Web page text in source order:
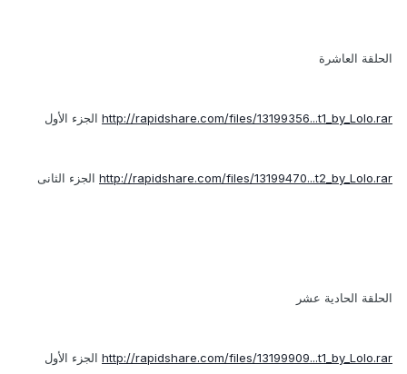
الحلقة العاشرة
http://rapidshare.com/files/13199356...t1_by_Lolo.rarالجزء الأول
http://rapidshare.com/files/13199470...t2_by_Lolo.rarالجزء الثانى
الحلقة الحادية عشر
http://rapidshare.com/files/13199909...t1_by_Lolo.rarالجزء الأول